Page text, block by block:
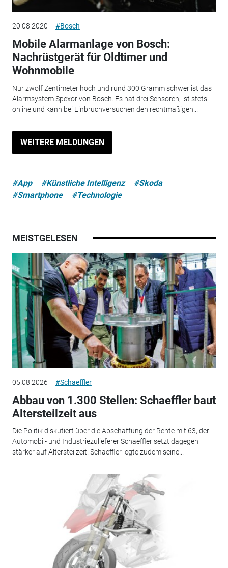
20.08.2020 #Bosch
Mobile Alarmanlage von Bosch:
Nachrüstgerät für Oldtimer und
Wohnmobile
Nur zwölf Zentimeter hoch und rund 300 Gramm schwer ist das
Alarmsystem Spexor von Bosch. Es hat drei Sensoren, ist stets
online und kann bei Einbruchversuchen den rechtmäßigen...
WEITERE MELDUNGEN
#App #Künstliche Intelligenz
#Skoda
#Smartphone
#Technologie
MEISTGELESEN
05.08.2026 #Schaeffler
Abbau von 1.300 Stellen: Schaeffler baut
Altersteilzeit aus
Die Politik diskutiert über die Abschaffung der Rente mit 63, der
Automobil- und Industriezulieferer Schaeffler setzt dagegen
stärker auf Altersteilzeit. Schaeffler legte zudem seine...